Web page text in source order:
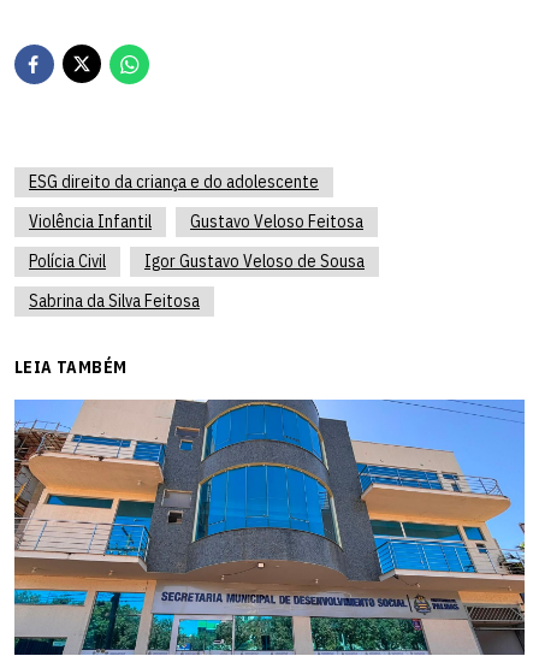
ESG direito da criança e do adolescente
Violência Infantil
Gustavo Veloso Feitosa
Polícia Civil
Igor Gustavo Veloso de Sousa
Sabrina da Silva Feitosa
LEIA TAMBÉM